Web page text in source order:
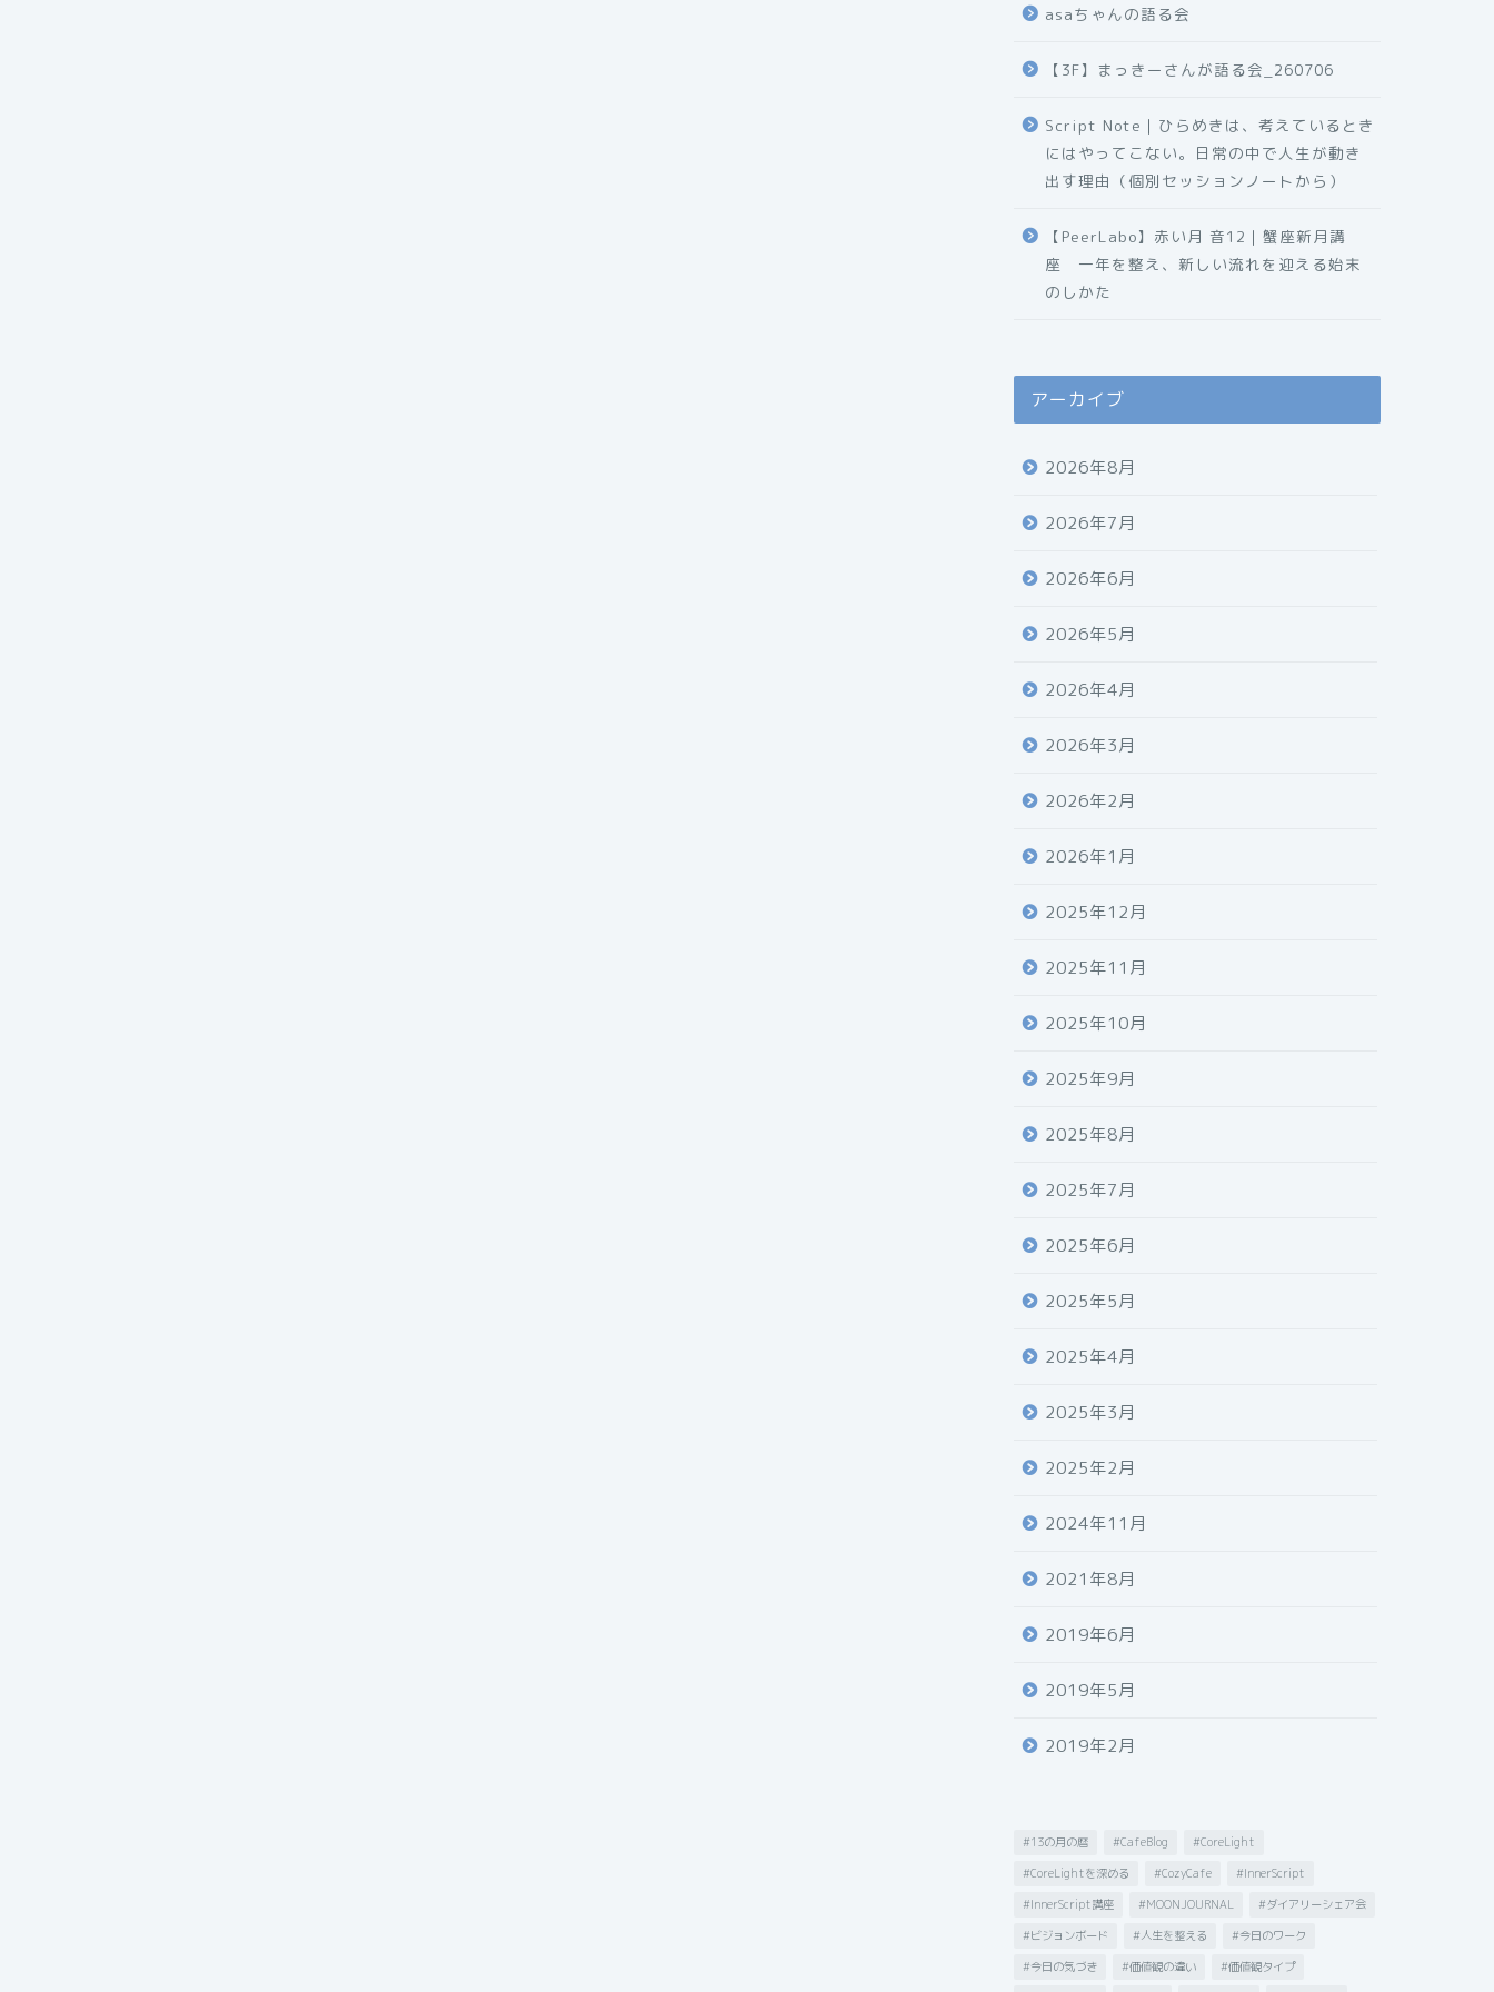
asaちゃんの語る会
【3F】まっきーさんが語る会_260706
Script Note｜ひらめきは、考えているとき
にはやってこない。日常の中で人生が動き
出す理由（個別セッションノートから）
【PeerLabo】赤い月 音12｜蟹座新月講
座 一年を整え、新しい流れを迎える始末
のしかた
アーカイブ
2026年8月
2026年7月
2026年6月
2026年5月
2026年4月
2026年3月
2026年2月
2026年1月
2025年12月
2025年11月
2025年10月
2025年9月
2025年8月
2025年7月
2025年6月
2025年5月
2025年4月
2025年3月
2025年2月
2024年11月
2021年8月
2019年6月
2019年5月
2019年2月
#13の月の暦 #CafeBlog
#CoreLight
#CoreLightを深める
#CozyCafe
#InnerScript
#InnerScript講座
#MOONJOURNAL
#ダイアリーシェア会
#ビジョンボード
#人生を整える
#今日のワーク
#今日の気づき
#価値観の違い
#価値観タイプ